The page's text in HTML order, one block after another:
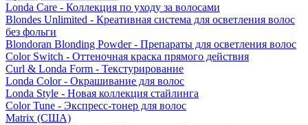
Londa Care - Коллекция по уходу за волосами
Blondes Unlimited - Креативная система для осветления волос
без фольги
Blondoran Blonding Powder - Препараты для осветления волос
Color Switch - Оттеночная краска прямого действия
Curl & Londa Form - Текстурирование
Londa Color - Окрашивание для волос
Londa Style - Новая коллекция стайлинга
Color Tune - Экспресс-тонер для волос
Matrix (США)